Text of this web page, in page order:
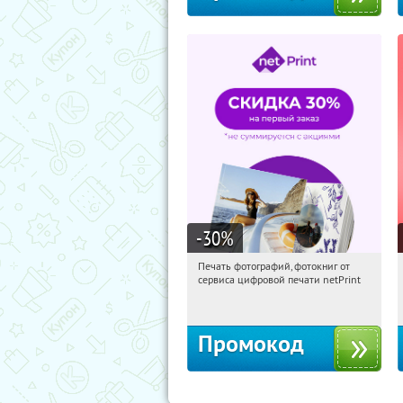
-30%
00:27:52 Получили:
Печать фотографий, фотокниг от
сервиса цифровой печати netPrint
Промокод